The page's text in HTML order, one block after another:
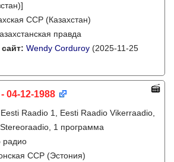
ССР (Казахстан)
правда
Wendy Corduroy (2025-11-25
04-12-1988
Eesti Raadio 1, Eesti Raadio Vikerraadio,
1 программа
радио
ССР (Эстония)